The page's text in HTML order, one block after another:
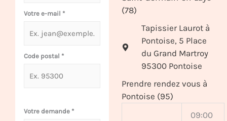
Votre e-mail *
Code postal *
Votre demande *
(78)
Tapissier Laurot à
Pontoise, 5 Place
du Grand Martroy
95300 Pontoise
Prendre rendez vous à
Pontoise (95)
09:00